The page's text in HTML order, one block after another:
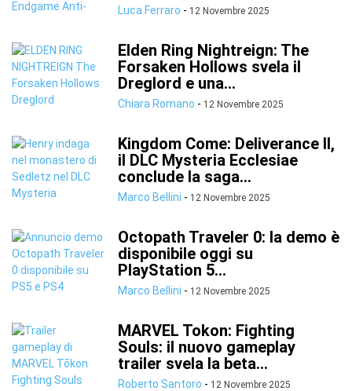
Luca Ferraro - 12 Novembre 2025
Elden Ring Nightreign: The
Forsaken Hollows svela il
Dreglord e una...
Chiara Romano - 12 Novembre 2025
Kingdom Come: Deliverance II,
il DLC Mysteria Ecclesiae
conclude la saga...
Marco Bellini - 12 Novembre 2025
Octopath Traveler 0: la demo è
disponibile oggi su
PlayStation 5...
Marco Bellini - 12 Novembre 2025
MARVEL Tokon: Fighting
Souls: il nuovo gameplay
trailer svela la beta...
Roberto Santoro - 12 Novembre 2025